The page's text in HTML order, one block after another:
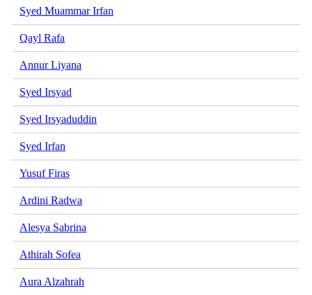
Syed Muammar Irfan
Qayl Rafa
Annur Liyana
Syed Irsyad
Syed Irsyaduddin
Syed Irfan
Yusuf Firas
Ardini Radwa
Alesya Sabrina
Athirah Sofea
Aura Alzahrah